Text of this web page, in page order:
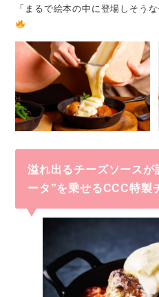
「まるで絵本の中に登場しそう
溢れ出るチーズソースが
ータ”を乗せるCCC特製